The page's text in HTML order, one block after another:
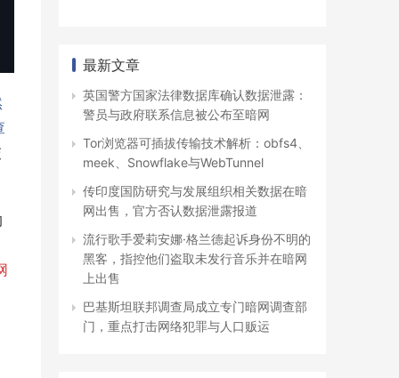
最新文章
英国警方国家法律数据库确认数据泄露：
警员与政府联系信息被公布至暗网
Tor浏览器可插拔传输技术解析：obfs4、
meek、Snowflake与WebTunnel
传印度国防研究与发展组织相关数据在暗
网出售，官方否认数据泄露报道
流行歌手爱莉安娜·格兰德起诉身份不明的
黑客，指控他们盗取未发行音乐并在暗网
上出售
巴基斯坦联邦调查局成立专门暗网调查部
门，重点打击网络犯罪与人口贩运